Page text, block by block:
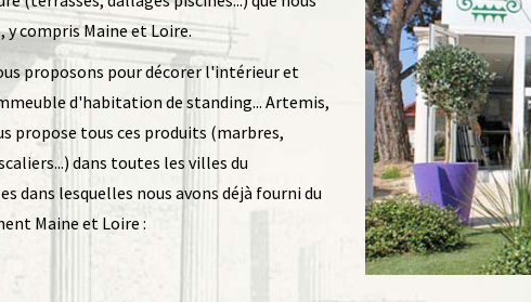
y compris Maine et Loire.
proposons pour décorer l'intérieur et
d'habitation de standing... Artemis,
propose tous ces produits (marbres,
dans toutes les villes du
dans lesquelles nous avons déjà fourni du
Maine et Loire :